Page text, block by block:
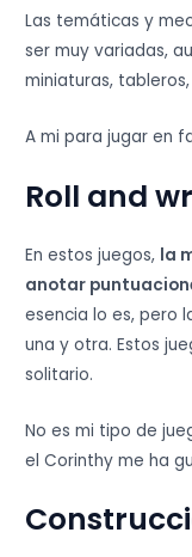
Las temáticas y
ser muy variadas,
miniaturas,
A mi para jugar en
Roll and
En estos juegos, la
anotar
esencia lo es, pero
una y otra. Estos
solitario.
No es mi tipo de
el Corinthy me ha